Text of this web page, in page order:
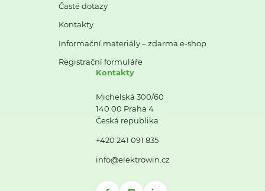
Časté dotazy
Kontakty
Informační materiály – zdarma e-shop
Registrační formuláře
Kontakty
Michelská 300/60
140 00 Praha 4
Česká republika
+420 241 091 835
info@elektrowin.cz